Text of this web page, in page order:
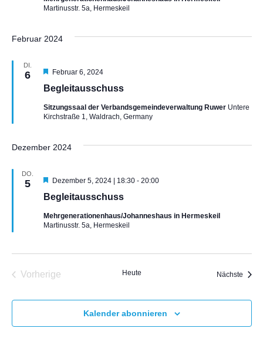
Martinusstr. 5a, Hermeskeil
Februar 2024
DI.
6
Begleitausschuss
H
r
o
r
h
n
Februar 6, 2024
Sitzungssaal der Verbandsgemeindeverwaltung Ruwer Untere
Kirchstraße 1, Waldrach, Germany
Dezember 2024
DO.
5
Begleitausschuss
H
r
o
r
h
b
Dezember 5, 2024 | 18:30- 20:00
Mehrgenerationenhaus/Johanneshaus in Hermeskeil
Martinusstr. 5a, Hermeskeil
Vorherige
Heute Nächste
Kalender abonnieren